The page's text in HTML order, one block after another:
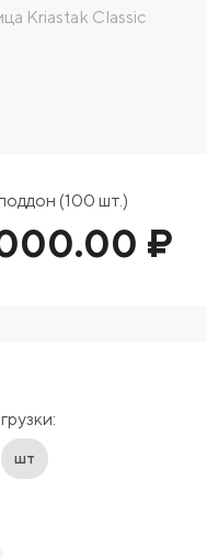
Kriastak Classic
(100 шт.)
₽
шт